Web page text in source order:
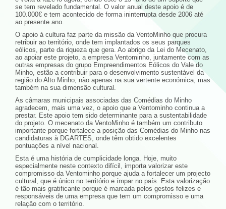
se tem revelado fundamental. O valor anual deste apoio é de
100.000€ e tem acontecido de forma ininterrupta desde 2006 até
ao presente ano.
O apoio à cultura faz parte da missão da VentoMinho que procura
retribuir ao território, onde tem implantados os seus parques
eólicos, parte da riqueza que gera. Ao abrigo da Lei do Mecenato,
ao apoiar este projeto, a empresa Ventominho, juntamente com as
outras empresas do grupo Empreendimentos Eólicos do Vale do
Minho, estão a contribuir para o desenvolvimento sustentável da
região do Alto Minho, não apenas na sua vertente económica, mas
também na sua dimensão cultural.
As câmaras municipais associadas das Comédias do Minho
agradecem, mais uma vez, o apoio que a Ventominho continua a
prestar. Este apoio tem sido determinante para a sustentabilidade
do projeto. O mecenato da VentoMinho é também um contributo
importante porque fortalece a posição das Comédias do Minho nas
candidaturas à DGARTES, onde têm obtido excelentes
pontuações a nível nacional.
Esta é uma história de cumplicidade longa. Hoje, muito
especialmente neste contexto difícil, importa valorizar este
compromisso da Ventominho porque ajuda a fortalecer um projecto
cultural, que é único no território e ímpar no país. Esta valorização
é tão mais gratificante porque é marcada pelos gestos felizes e
responsáveis de uma empresa que tem um compromisso e uma
relação com o território.